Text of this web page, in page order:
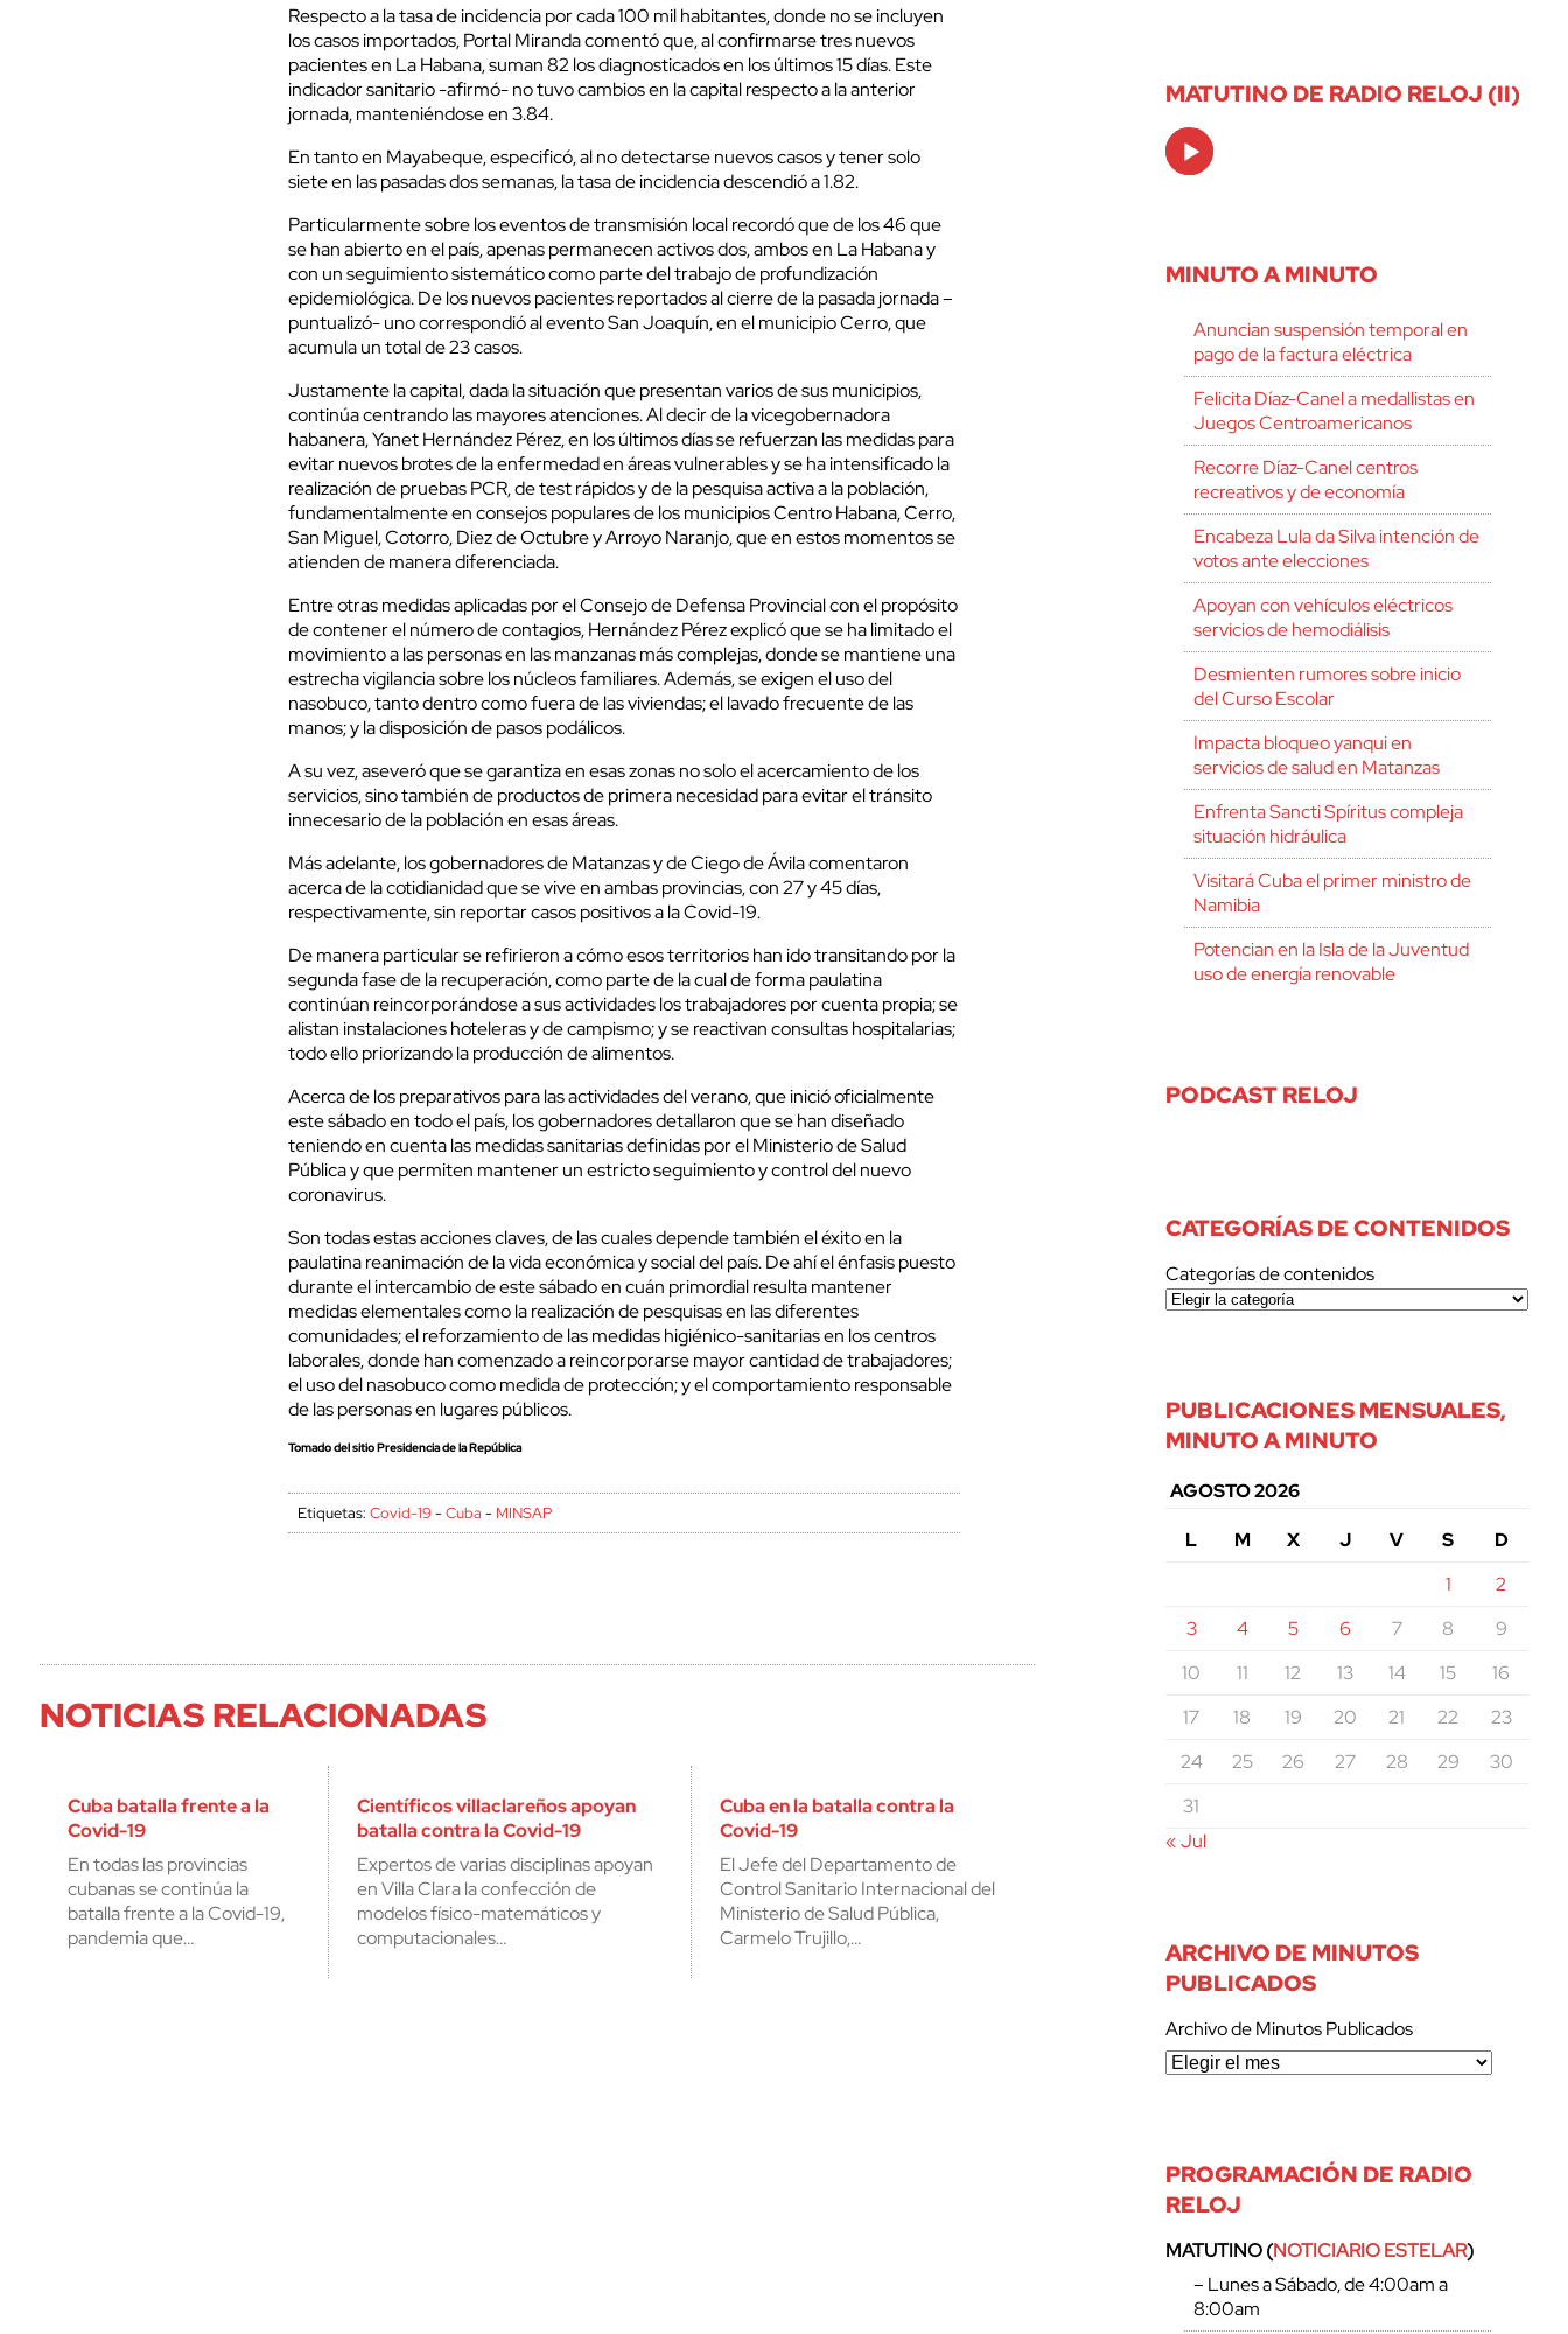
Respecto a la tasa de incidencia por cada 100 mil habitantes, donde no se incluyen
los casos importados, Portal Miranda comentó que, al confirmarse tres nuevos
pacientes en La Habana, suman 82 los diagnosticados en los últimos 15 días. Este
indicador sanitario -afirmó- no tuvo cambios en la capital respecto a la anterior
jornada, manteniéndose en 3.84.
En tanto en Mayabeque, especificó, al no detectarse nuevos casos y tener solo
siete en las pasadas dos semanas, la tasa de incidencia descendió a 1.82.
Particularmente sobre los eventos de transmisión local recordó que de los 46 que
se han abierto en el país, apenas permanecen activos dos, ambos en La Habana y
con un seguimiento sistemático como parte del trabajo de profundización
epidemiológica. De los nuevos pacientes reportados al cierre de la pasada jornada –
puntualizó- uno correspondió al evento San Joaquín, en el municipio Cerro, que
acumula un total de 23 casos.
Justamente la capital, dada la situación que presentan varios de sus municipios,
continúa centrando las mayores atenciones. Al decir de la vicegobernadora
habanera, Yanet Hernández Pérez, en los últimos días se refuerzan las medidas para
evitar nuevos brotes de la enfermedad en áreas vulnerables y se ha intensificado la
realización de pruebas PCR, de test rápidos y de la pesquisa activa a la población,
fundamentalmente en consejos populares de los municipios Centro Habana, Cerro,
San Miguel, Cotorro, Diez de Octubre y Arroyo Naranjo, que en estos momentos se
atienden de manera diferenciada.
Entre otras medidas aplicadas por el Consejo de Defensa Provincial con el propósito
de contener el número de contagios, Hernández Pérez explicó que se ha limitado el
movimiento a las personas en las manzanas más complejas, donde se mantiene una
estrecha vigilancia sobre los núcleos familiares. Además, se exigen el uso del
nasobuco, tanto dentro como fuera de las viviendas; el lavado frecuente de las
manos; y la disposición de pasos podálicos.
A su vez, aseveró que se garantiza en esas zonas no solo el acercamiento de los
servicios, sino también de productos de primera necesidad para evitar el tránsito
innecesario de la población en esas áreas.
Más adelante, los gobernadores de Matanzas y de Ciego de Ávila comentaron
acerca de la cotidianidad que se vive en ambas provincias, con 27 y 45 días,
respectivamente, sin reportar casos positivos a la Covid-19.
De manera particular se refirieron a cómo esos territorios han ido transitando por la
segunda fase de la recuperación, como parte de la cual de forma paulatina
continúan reincorporándose a sus actividades los trabajadores por cuenta propia; se
alistan instalaciones hoteleras y de campismo; y se reactivan consultas hospitalarias;
todo ello priorizando la producción de alimentos.
Acerca de los preparativos para las actividades del verano, que inició oficialmente
este sábado en todo el país, los gobernadores detallaron que se han diseñado
teniendo en cuenta las medidas sanitarias definidas por el Ministerio de Salud
Pública y que permiten mantener un estricto seguimiento y control del nuevo
coronavirus.
Son todas estas acciones claves, de las cuales depende también el éxito en la
paulatina reanimación de la vida económica y social del país. De ahí el énfasis puesto
durante el intercambio de este sábado en cuán primordial resulta mantener
medidas elementales como la realización de pesquisas en las diferentes
comunidades; el reforzamiento de las medidas higiénico-sanitarias en los centros
laborales, donde han comenzado a reincorporarse mayor cantidad de trabajadores;
el uso del nasobuco como medida de protección; y el comportamiento responsable
de las personas en lugares públicos.
Tomado del sitio Presidencia de la República
Etiquetas:Covid-19-Cuba - MINSAP
NOTICIAS RELACIONADAS
Cuba batalla frente a la
Covid-19
En todas las provincias
cubanas se continúa la
batalla frente a la Covid-19,
pandemia que…
Científicos villaclareños apoyan
batalla contra la Covid-19
Expertos de varias disciplinas apoyan
en Villa Clara la confección de
modelos físico-matemáticos y
computacionales…
Cuba en la batalla contra la
Covid-19
El Jefe del Departamento de
Control Sanitario Internacional del
Ministerio de Salud Pública,
Carmelo Trujillo,…
MATUTINO DE RADIO RELOJ (II)
Audio
Player
MINUTO A MINUTO
Anuncian suspensión temporal en
pago de la factura eléctrica
Felicita Díaz-Canel a medallistas en
Juegos Centroamericanos
Recorre Díaz-Canel centros
recreativos y de economía
Encabeza Lula da Silva intención de
votos ante elecciones
Apoyan con vehículos eléctricos
servicios de hemodiálisis
Desmienten rumores sobre inicio
del Curso Escolar
Impacta bloqueo yanqui en
servicios de salud en Matanzas
Enfrenta Sancti Spíritus compleja
situación hidráulica
Visitará Cuba el primer ministro de
Namibia
Potencian en la Isla de la Juventud
uso de energía renovable
PODCAST RELOJ
CATEGORÍAS DE CONTENIDOS
Categorías de contenidos
PUBLICACIONES MENSUALES,
MINUTO A MINUTO
AGOSTO 2026
L
M X J V S
D
1
2
3
4 5 6 7 8
9
10
11 12 13 14 15
16
17
18 19 20 21 22
23
24
25 26 27 28 29
30
31
« Jul
ARCHIVO DE MINUTOS
PUBLICADOS
Archivo de Minutos Publicados
PROGRAMACIÓN DE RADIO
RELOJ
MATUTINO (NOTICIARIO ESTELAR)
– Lunes a Sábado, de 4:00am a
8:00am